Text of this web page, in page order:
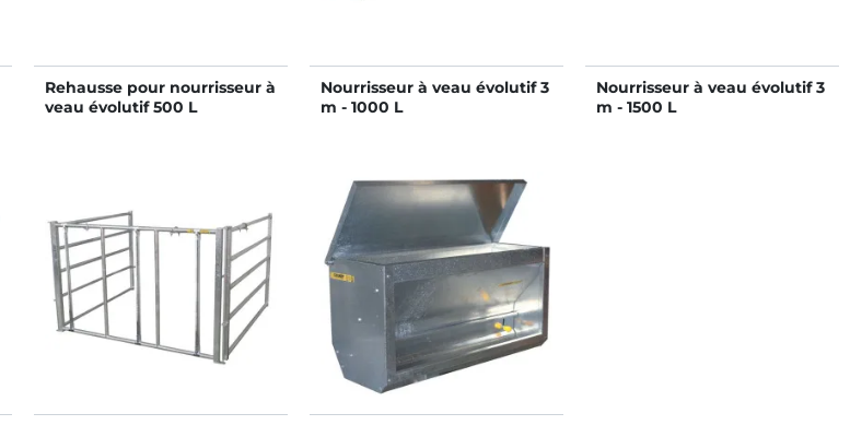
Rehausse pour nourrisseur à
veau évolutif 500 L
Nourrisseur à veau évolutif 3
m - 1000 L
Nourrisseur à veau évolutif 3
m - 1500 L